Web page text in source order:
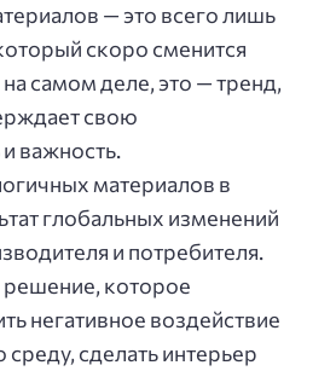
— это всего лишь
скоро сменится
самом деле, это — тренд,
свою
важность.
материалов в
глобальных изменений
и потребителя.
решение, которое
негативное воздействие
сделать интерьер